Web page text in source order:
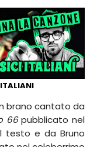
brano cantato da
66pubblicato nel
testo e da Bruno